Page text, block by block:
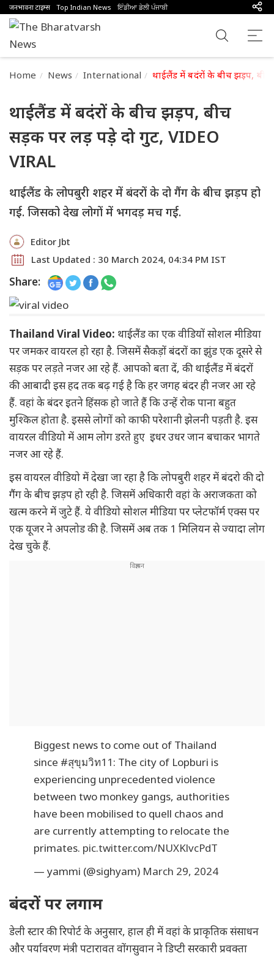
जनभावना टाइम्स Top Indian News ਇੰਡੀਆ ਡੇਲੀ ਪੰਜਾਬੀ
Home News International थाईलैंड में बदंरों के बीच झड़प,
थाईलैंड में बदंरों के बीच झड़प, बीच
सड़क पर लड़ पड़े दो गुट, VIDEO
VIRAL
थाईलैंड के लोपबुरी शहर में बंदरों के दो गैंग के बीच झड़प हो
गई. जिसको देख लोगों में भगदड़ मच गई.
Editor Jbt
Last Updated : 30 March 2024, 04:34 PM IST
Share:
Thailand Viral Video: थाईलैंड का एक वीडियों सोशल मीडिया
पर जमकर वायरल हो रहा है. जिसमें सैकड़ों बंदरों का झुंड एक दूसरे से
सड़क पर लड़ते नजर आ रहे हैं. आपको बता दें, की थाईलैंड में बंदरों
की आबादी इस हद तक बढ़ गई है कि हर जगह बंदर ही नजर आ रहे
हैं. वहां के बंदर इतने हिंसक हो जाते हैं कि उन्हें रोक पाना बहुत
मुश्किल होता है. इससे लोगों को काफी परेशानी झेलनी पड़ती है. इस
वायरल वीडियो में आम लोग डरते हुए इधर उधर जान बचाकर भागते
नजर आ रहे हैं.
इस वायरल वीडियो में देखा जा रहा है कि लोपबुरी शहर में बंदरो की दो
गैंग के बीच झड़प हो रही है. जिसमें अधिकारी वहां के अराजकता को
खत्म करने में जुटे हैं. ये वीडियो सोशल मीडिया पर प्लेटफॉर्म एक्स पर
एक यूजर ने अपलोड की है. जिसमें अब तक 1 मिलियन से ज्यादा लोग
देख चुके हैं.
Biggest news to come out of Thailand
since #สุขุมวิท11: The city of Lopburi is
experiencing unprecedented violence
between two monkey gangs, authorities
have been mobilised to quell chaos and
are currently attempting to relocate the
primates. pic.twitter.com/NUXKlvcPdT
— yammi (@sighyam) March 29, 2024
बंदरों पर लगाम
डेली स्टार की रिपोर्ट के अनुसार, हाल ही में वहां के प्राकृतिक संसाधन
और पर्यावरण मंत्री पटारावत वोंगसुवान ने डिप्टी सरकारी प्रवक्ता